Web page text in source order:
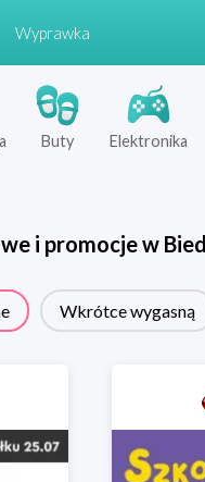
Wyprawka
Buty Elektronika
i promocje w
Wkrótce wygasną